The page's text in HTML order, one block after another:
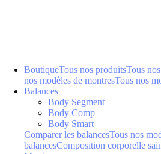
BoutiqueTous nos produitsTous
nos modèles de montresTous nos
Balances
Body Segment
Body Comp
Body Smart
Comparer les balancesTous nos
balancesComposition corporelle